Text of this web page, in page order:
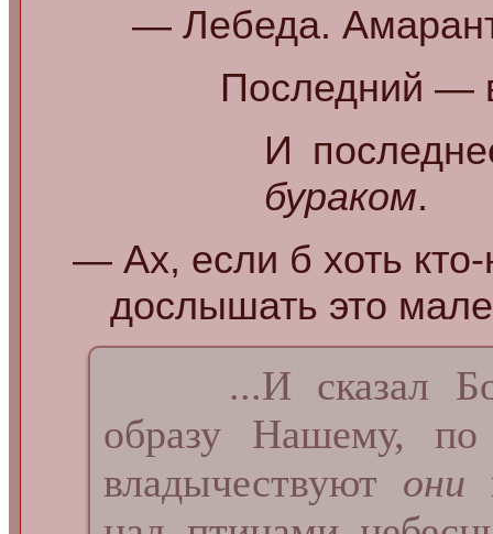
— Лебеда.
Последний —
И
бураком.
— Ах, если б хоть
дослышать это
...И сказал Бог:
образу Нашему,
владычествуют они